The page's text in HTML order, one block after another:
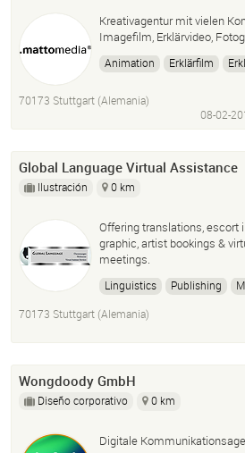
Kreativagentur mit vielen
Imagefilm, Erklärvideo,
Animation Erklärfilm
Webentwicklung
Imagefilm
Messefilm
Illustration
70173 Stuttgart (Alemania)
08-02-
Global Language Virtual Assistance
Ilustración 0 km
Offering translations, escort
graphic, artist bookings &
meetings.
Linguistics Publishing
Copywriting
70173 Stuttgart (Alemania)
Wongdoody GmbH
Diseño corporativo 0 km
Digitale